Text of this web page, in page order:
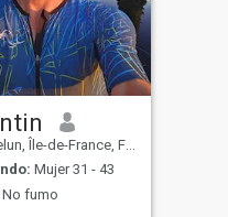
Île-de-France, Francia
Mujer 31 - 43
No fumo